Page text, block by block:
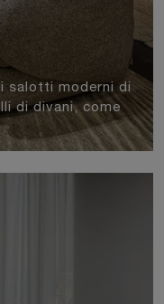
salotti moderni di
di divani, come